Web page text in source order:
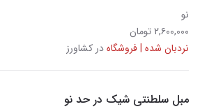
نو
۲,۶۰۰,۰۰۰ تومان
نردبان شده | فروشگاهدر کشاورز
مبل سلطنتی شیک در حد نو